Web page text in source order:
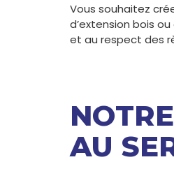
Vous souhaitez
d’extension bois
et au respect des
AU